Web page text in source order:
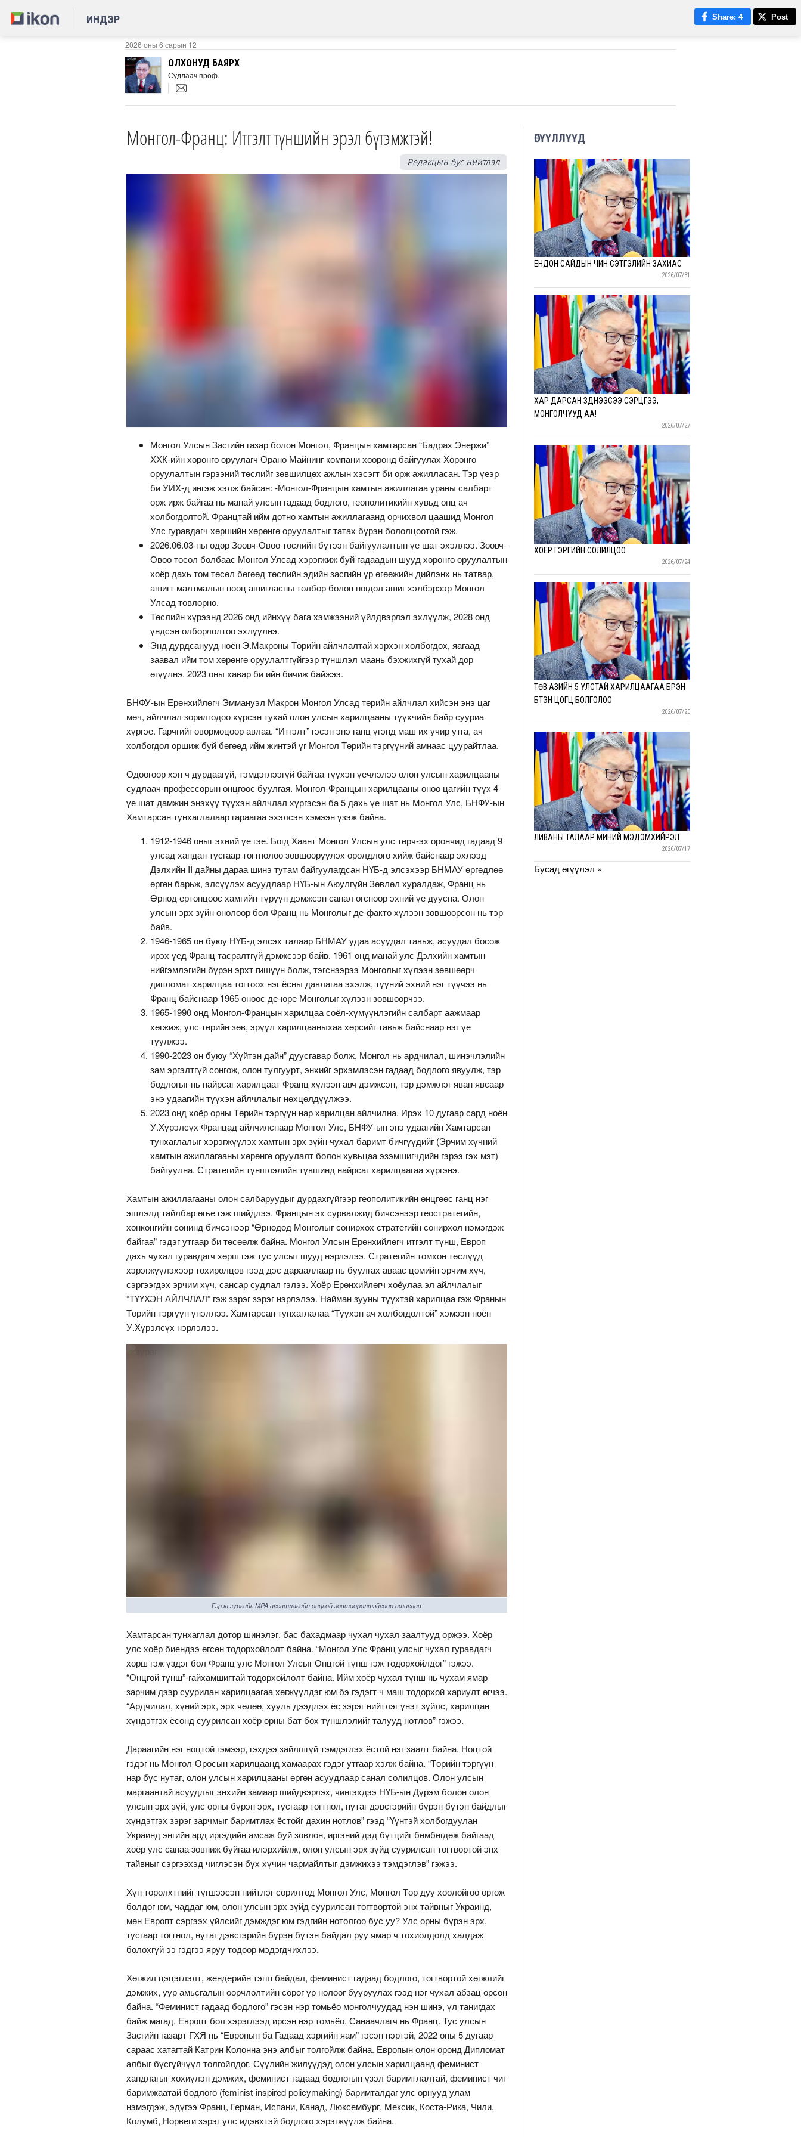
ИНДЭР Share: 4 Post
2026 оны 6 сарын 12
ОЛХОНУД БАЯРХҮҮ
Судлаач проф.
Монгол-Франц: Итгэлт түншийн эрэл бүтэмжтэй!
Редакцын бус нийтлэл
Монгол Улсын Засгийн газар болон Монгол, Францын хамтарсан “Бадрах Энержи”
ХХК-ийн хөрөнгө оруулагч Орано Майнинг компани хооронд байгуулах Хөрөнгө
оруулалтын гэрээний төслийг зөвшилцөх ажлын хэсэгт би орж ажилласан. Тэр үеэр
би УИХ-д ингэж хэлж байсан: -Монгол-Францын хамтын ажиллагаа ураны салбарт
орж ирж байгаа нь манай улсын гадаад бодлого, геополитикийн хувьд онц ач
холбогдолтой. Францтай ийм дотно хамтын ажиллагаанд орчихвол цаашид Монгол
Улс гуравдагч хөршийн хөрөнгө оруулалтыг татах бүрэн бололцоотой гэж.
2026.06.03-ны өдөр Зөөвч-Овоо төслийн бүтээн байгуулалтын үе шат эхэллээ. Зөөвч-
Овоо төсөл болбаас Монгол Улсад хэрэгжиж буй гадаадын шууд хөрөнгө оруулалтын
хоёр дахь том төсөл бөгөөд төслийн эдийн засгийн үр өгөөжийн дийлэнх нь татвар,
ашигт малтмалын нөөц ашигласны төлбөр болон ногдол ашиг хэлбэрээр Монгол
Улсад төвлөрнө.
Төслийн хүрээнд 2026 онд ийнхүү бага хэмжээний үйлдвэрлэл эхлүүлж, 2028 онд
үндсэн олборлолтоо эхлүүлнэ.
Энд дурдсанууд ноён Э.Макроны Төрийн айлчлалтай хэрхэн холбогдох, яагаад
заавал ийм том хөрөнгө оруулалтгүйгээр түншлэл маань бэхжихгүй тухай дор
өгүүлнэ. 2023 оны хавар би ийн бичиж байжээ.
БНФУ-ын Ерөнхийлөгч Эммануэл Макрон Монгол Улсад төрийн айлчлал хийсэн энэ цаг
мөч, айлчлал зорилгодоо хүрсэн тухай олон улсын харилцааны түүхчийн байр сууриа
хүргэе. Гарчгийг өвөрмөцөөр авлаа. “Итгэлт” гэсэн энэ ганц үгэнд маш их учир утга, ач
холбогдол оршиж буй бөгөөд ийм жинтэй үг Монгол Төрийн тэргүүний амнаас цуурайтлаа.
Одоогоор хэн ч дурдаагүй, тэмдэглээгүй байгаа түүхэн үечлэлээ олон улсын харилцааны
судлаач-профессорын өнцгөөс буулгая. Монгол-Францын харилцааны өнөө цагийн түүх 4
үе шат дамжин энэхүү түүхэн айлчлал хүргэсэн ба 5 дахь үе шат нь Монгол Улс, БНФУ-ын
Хамтарсан тунхаглалаар гараагаа эхэлсэн хэмээн үзэж байна.
1912-1946 оныг эхний үе гэе. Богд Хаант Монгол Улсын улс төрч-эх орончид гадаад 9
улсад хандан тусгаар тогтнолоо зөвшөөрүүлэх оролдлого хийж байснаар эхлээд
Дэлхийн II дайны дараа шинэ тутам байгуулагдсан НҮБ-д элсэхээр БНМАУ өргөдлөө
өргөн барьж, элсүүлэх асуудлаар НҮБ-ын Аюулгүйн Зөвлөл хуралдаж, Франц нь
Өрнөд ертөнцөөс хамгийн түрүүн дэмжсэн санал өгснөөр эхний үе дуусна. Олон
улсын эрх зүйн онолоор бол Франц нь Монголыг де-факто хүлээн зөвшөөрсөн нь тэр
байв.
1946-1965 он буюу НҮБ-д элсэх талаар БНМАУ удаа асуудал тавьж, асуудал босож
ирэх үед Франц тасралтгүй дэмжсээр байв. 1961 онд манай улс Дэлхийн хамтын
нийгэмлэгийн бүрэн эрхт гишүүн болж, тэгснээрээ Монголыг хүлээн зөвшөөрч
дипломат харилцаа тогтоох нэг ёсны давлагаа эхэлж, түүний эхний нэг түүчээ нь
Франц байснаар 1965 оноос де-юре Монголыг хүлээн зөвшөөрчээ.
1965-1990 онд Монгол-Францын харилцаа соёл-хүмүүнлэгийн салбарт аажмаар
хөгжиж, улс төрийн зөв, эрүүл харилцааныхаа хөрсийг тавьж байснаар нэг үе
туулжээ.
1990-2023 он буюу “Хүйтэн дайн” дуусгавар болж, Монгол нь ардчилал, шинэчлэлийн
зам эргэлтгүй сонгож, олон тулгуурт, энхийг эрхэмлэсэн гадаад бодлого явуулж, тэр
бодлогыг нь найрсаг харилцаат Франц хүлээн авч дэмжсэн, тэр дэмжлэг яван явсаар
энэ удаагийн түүхэн айлчлалыг нөхцөлдүүлжээ.
2023 онд хоёр орны Төрийн тэргүүн нар харилцан айлчилна. Ирэх 10 дугаар сард ноён
У.Хүрэлсүх Францад айлчилснаар Монгол Улс, БНФУ-ын энэ удаагийн Хамтарсан
тунхаглалыг хэрэгжүүлэх хамтын эрх зүйн чухал баримт бичгүүдийг (Эрчим хүчний
хамтын ажиллагааны хөрөнгө оруулалт болон хувьцаа эзэмшигчдийн гэрээ гэх мэт)
байгуулна. Стратегийн түншлэлийн түвшинд найрсаг харилцаагаа хүргэнэ.
Хамтын ажиллагааны олон салбаруудыг дурдахгүйгээр геополитикийн өнцгөөс ганц нэг
эшлэлд тайлбар өгье гэж шийдлээ. Францын эх сурвалжид бичсэнээр геостратегийн,
хонконгийн сонинд бичсэнээр “Өрнөдөд Монголыг сонирхох стратегийн сонирхол нэмэгдэж
байгаа” гэдэг утгаар би төсөөлж байна. Монгол Улсын Ерөнхийлөгч итгэлт түнш, Европ
дахь чухал гуравдагч хөрш гэж тус улсыг шууд нэрлэлээ. Стратегийн томхон төслүүд
хэрэгжүүлэхээр тохиролцов гээд дэс дарааллаар нь буулгах аваас цөмийн эрчим хүч,
сэргээгдэх эрчим хүч, сансар судлал гэлээ. Хоёр Ерөнхийлөгч хоёулаа эл айлчлалыг
“ТҮҮХЭН АЙЛЧЛАЛ” гэж зэрэг зэрэг нэрлэлээ. Найман зууны түүхтэй харилцаа гэж Франын
Төрийн тэргүүн үнэллээ. Хамтарсан тунхаглалаа “Түүхэн ач холбогдолтой” хэмээн ноён
У.Хүрэлсүх нэрлэлээ.
Гэрэл зургийг MPA агентлагийн онцгой зөвшөөрөлтэйгөөр ашиглав
Хамтарсан тунхаглал дотор шинэлэг, бас бахадмаар чухал чухал заалтууд оржээ. Хоёр
улс хоёр биендээ өгсөн тодорхойлолт байна. “Монгол Улс Франц улсыг чухал гуравдагч
хөрш гэж үздэг бол Франц улс Монгол Улсыг Онцгой түнш гэж тодорхойлдог” гэжээ.
“Онцгой түнш”-гайхамшигтай тодорхойлолт байна. Ийм хоёр чухал түнш нь чухам ямар
зарчим дээр суурилан харилцаагаа хөгжүүлдэг юм бэ гэдэгт ч маш тодорхой хариулт өгчээ.
“Ардчилал, хүний эрх, эрх чөлөө, хууль дээдлэх ёс зэрэг нийтлэг үнэт зүйлс, харилцан
хүндэтгэх ёсонд суурилсан хоёр орны бат бөх түншлэлийг талууд нотлов” гэжээ.
Дараагийн нэг ноцтой гэмээр, гэхдээ зайлшгүй тэмдэглэх ёстой нэг заалт байна. Ноцтой
гэдэг нь Монгол-Оросын харилцаанд хамаарах гэдэг утгаар хэлж байна. “Төрийн тэргүүн
нар бүс нутаг, олон улсын харилцааны өргөн асуудлаар санал солилцов. Олон улсын
маргаантай асуудлыг энхийн замаар шийдвэрлэх, чингэхдээ НҮБ-ын Дүрэм болон олон
улсын эрх зүй, улс орны бүрэн эрх, тусгаар тогтнол, нутаг дэвсгэрийн бүрэн бүтэн байдлыг
хүндэтгэх зэрэг зарчмыг баримтлах ёстойг дахин нотлов” гээд “Үүнтэй холбогдуулан
Украинд энгийн ард иргэдийн амсаж буй зовлон, иргэний дэд бүтцийг бөмбөгдөж байгаад
хоёр улс санаа зовниж буйгаа илэрхийлж, олон улсын эрх зүйд суурилсан тогтвортой энх
тайвныг сэргээхэд чиглэсэн бүх хүчин чармайлтыг дэмжихээ тэмдэглэв” гэжээ.
Хүн төрөлхтнийг түгшээсэн нийтлэг сорилтод Монгол Улс, Монгол Төр дуу хоолойгоо өргөж
болдог юм, чаддаг юм, олон улсын эрх зүйд суурилсан тогтвортой энх тайвныг Украинд,
мөн Европт сэргээх үйлсийг дэмждэг юм гэдгийн нотолгоо бус уу? Улс орны бүрэн эрх,
тусгаар тогтнол, нутаг дэвсгэрийн бүрэн бүтэн байдал руу ямар ч тохиолдолд халдаж
болохгүй ээ гэдгээ яруу тодоор мэдэгдчихлээ.
Хөгжил цэцэглэлт, жендерийн тэгш байдал, феминист гадаад бодлого, тогтвортой хөгжлийг
дэмжих, уур амьсгалын өөрчлөлтийн сөрөг үр нөлөөг бууруулах гээд нэг чухал абзац орсон
байна. “Феминист гадаад бодлого” гэсэн нэр томьёо монголчуудад нэн шинэ, үл танигдах
байж магад. Европт бол хэрэглээд ирсэн нэр томьёо. Санаачлагч нь Франц. Тус улсын
Засгийн газарт ГХЯ нь “Европын ба Гадаад хэргийн яам” гэсэн нэртэй, 2022 оны 5 дугаар
сараас хатагтай Катрин Колонна энэ албыг толгойлж байна. Европын олон оронд Дипломат
албыг бүсгүйчүүл толгойлдог. Сүүлийн жилүүдэд олон улсын харилцаанд феминист
хандлагыг хөхиүлэн дэмжих, феминист гадаад бодлогын үзэл баримтлалтай, феминист чиг
баримжаатай бодлого (feminist-inspired policymaking) баримталдаг улс орнууд улам
нэмэгдэж, эдүгээ Франц, Герман, Испани, Канад, Люксембург, Мексик, Коста-Рика, Чили,
Колумб, Норвеги зэрэг улс идэвхтэй бодлого хэрэгжүүлж байна.
ӨГҮҮЛЛҮҮД
ЁНДОН САЙДЫН ЧИН СЭТГЭЛИЙН ЗАХИАС
2026/07/31
ХАР ДАРСАН ЗҮҮДНЭЭСЭЭ СЭРЦГЭЭ,
МОНГОЛЧУУД АА!
2026/07/27
ХОЁР ГЭРГИЙН СОЛИЛЦОО
2026/07/24
ТӨВ АЗИЙН 5 УЛСТАЙ ХАРИЛЦААГАА БҮРЭН
БҮТЭН ЦОГЦ БОЛГОЛОО
2026/07/20
ЛИВАНЫ ТАЛААР МИНИЙ МЭДЭМХИЙРЭЛ
2026/07/17
Бусад өгүүлэл »